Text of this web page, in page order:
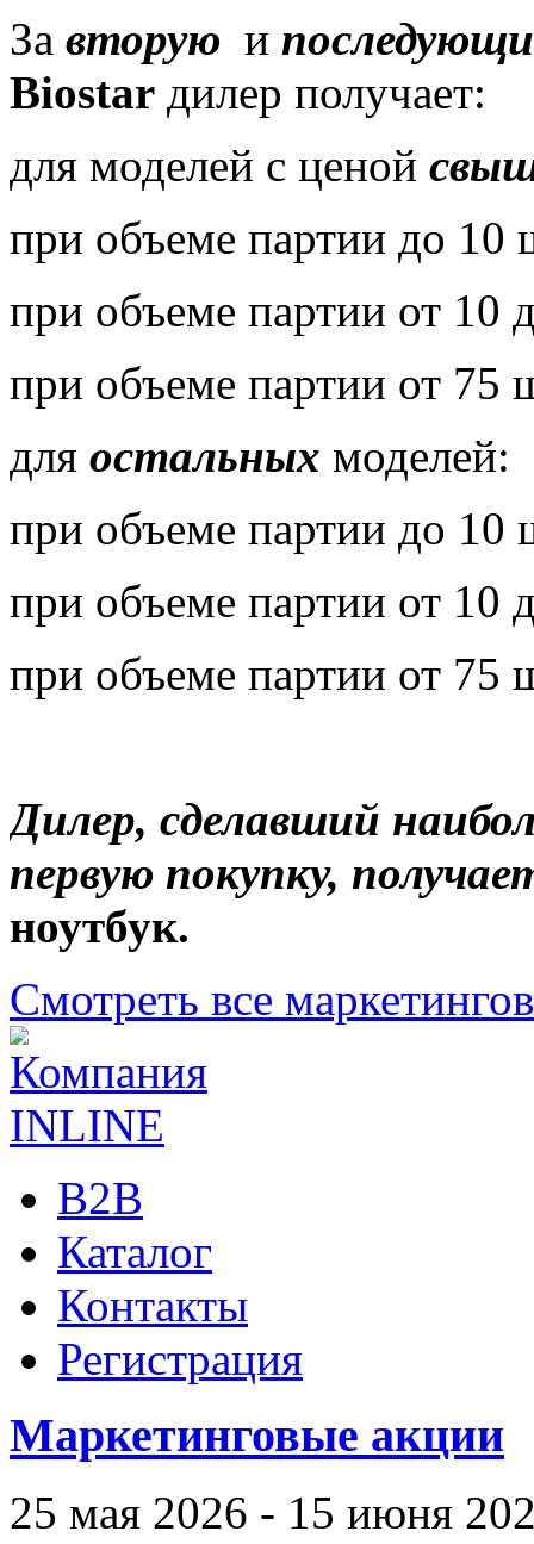
За вторую и
Biostar дилер получает:
для моделей с ценой
при объеме партии до 10
при объеме партии от 10
при объеме партии от 75
для остальных моделей:
при объеме партии до 10
при объеме партии от 10
при объеме партии от 75
Дилер, сделавший
первую покупку,
ноутбук.
Смотреть все
B2B
Каталог
Контакты
Регистрация
Маркетинговые акции
25 мая 2026 - 15 июня